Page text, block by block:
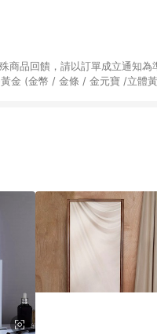
訂單成立通知為準 1. 請注意以下品類商
金 (金幣 / 金條 / 金元寶 /立體
示「商店」及顯示商店名稱者(